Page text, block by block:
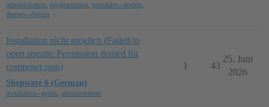
administration, programming, templates--design,
themes--design
Installation nicht möglich (Failed to
open stream: Permission denied für
composer.json)
Shopware 6 (German)
installation--gettin, administration
1 43
25. Juni
2026